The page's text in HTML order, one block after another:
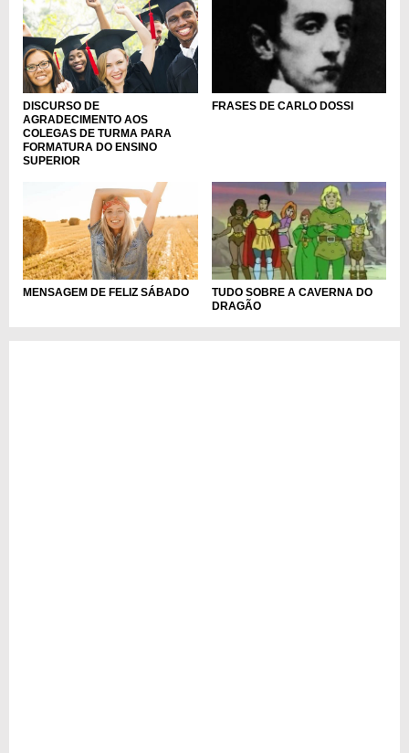
DISCURSO DE
AGRADECIMENTO AOS
COLEGAS DE TURMA PARA
FORMATURA DO ENSINO
SUPERIOR
FRASES DE CARLO DOSSI
MENSAGEM DE FELIZ SÁBADO
TUDO SOBRE A CAVERNA DO
DRAGÃO